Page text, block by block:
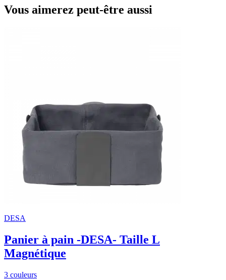
Vous aimerez peut-être aussi
DESA
Panier à pain -DESA- Taille L
Magnétique
3 couleurs